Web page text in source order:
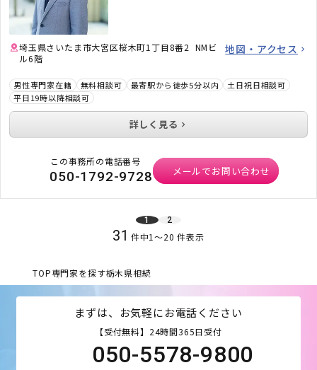
埼玉県さいたま市大宮区桜木町1丁目8番2 NMビ
ル6階
地図・アクセス
男性専門家在籍 無料相談可 最寄駅から徒歩5分以内
土日祝日相談可
平日19時以降相談可
詳しく見る
この事務所の電話番号
050-1792-9728 メールでお問い合わせ
1 2
31 件中1〜20 件表示
TOP専門家を探す栃木県相続
まずは、お気軽にお電話ください
【受付無料】24時間365日受付
050-5578-9800